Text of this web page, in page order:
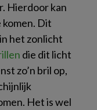
Hierdoor kan
komen. Dit
het zonlicht
die dit licht
zo’n bril op,
Het is wel